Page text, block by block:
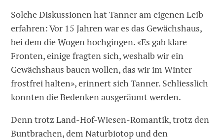
Solche Diskussionen hat Tanner am eigenen Leib
erfahren: Vor 15 Jahren war es das Gewächshaus,
bei dem die Wogen hochgingen. «Es gab klare
Fronten, einige fragten sich, weshalb wir ein
Gewächshaus bauen wollen, das wir im Winter
frostfrei halten», erinnert sich Tanner. Schliesslich
konnten die Bedenken ausgeräumt werden.
Denn trotz Land-Hof-Wiesen-Romantik, trotz den
Buntbrachen, dem Naturbiotop und den